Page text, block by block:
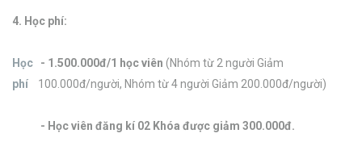
4. Học phí:
Học
phí
- 1.500.000đ/1 học viên (Nhóm từ 2 người Giảm
100.000đ/người, Nhóm từ 4 người Giảm 200.000đ/người)
- Học viên đăng kí 02 Khóa được giảm 300.000đ.